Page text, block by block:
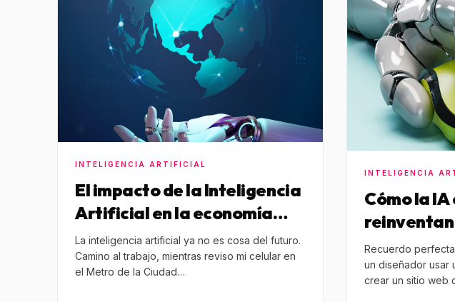
INTELIGENCIA ARTIFICIAL
El impacto de la Inteligencia
Artificial en la economía
digital de México
La inteligencia artificial ya no es cosa del futuro.
Camino al trabajo, mientras reviso mi celular en
el Metro de la Ciudad…
INTELIGENCIA
Cómo la
trabajo y
real
Recuerdo
un diseñador usar
crear un sitio web